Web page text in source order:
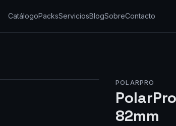
CatálogoPacksServiciosBlogSobreContacto
POLARPRO
82mm